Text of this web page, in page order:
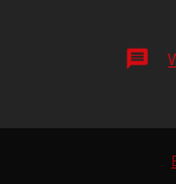
message